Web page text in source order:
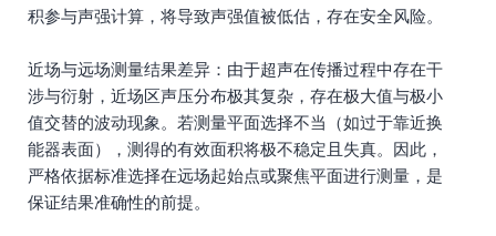
积参与声强计算，将导致声强值被低估，存在安全风险。
近场与远场测量结果差异：由于超声在传播过程中存在干
涉与衍射，近场区声压分布极其复杂，存在极大值与极小
值交替的波动现象。若测量平面选择不当（如过于靠近换
能器表面），测得的有效面积将极不稳定且失真。因此，
严格依据标准选择在远场起始点或聚焦平面进行测量，是
保证结果准确性的前提。